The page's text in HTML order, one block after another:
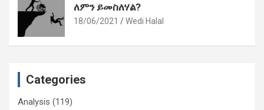
ለምን ይመስለሃል?
18/06/2021 Wedi Halal
Categories
Analysis (119)